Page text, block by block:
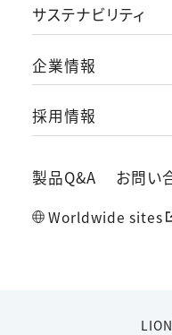
サステナビリティ
企業情報
採用情報
製品Q&A お問い
Worldwide sites